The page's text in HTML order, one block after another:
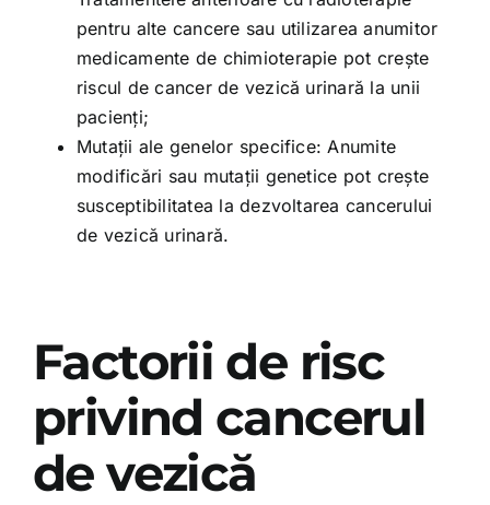
pentru alte cancere sau utilizarea anumitor
medicamente de chimioterapie pot crește
riscul de cancer de vezică urinară la unii
pacienți;
Mutații ale genelor specifice: Anumite
modificări sau mutații genetice pot crește
susceptibilitatea la dezvoltarea cancerului
de vezică urinară.
Factorii de risc
privind cancerul
de vezică